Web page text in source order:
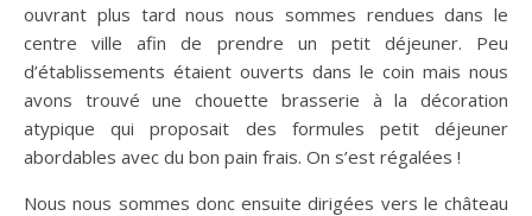
ouvrant plus tard nous nous sommes rendues dans le
centre ville afin de prendre un petit déjeuner. Peu
d’établissements étaient ouverts dans le coin mais nous
avons trouvé une chouette brasserie à la décoration
atypique qui proposait des formules petit déjeuner
abordables avec du bon pain frais. On s’est régalées !
Nous nous sommes donc ensuite dirigées vers le château